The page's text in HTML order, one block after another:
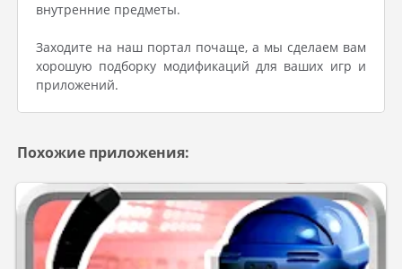
внутренние предметы.
Заходите на наш портал почаще, а мы сделаем вам
хорошую подборку модификаций для ваших игр и
приложений.
Похожие приложения: